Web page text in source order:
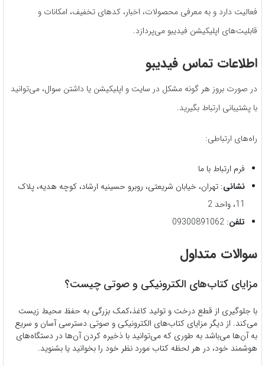
فعالیت دارد و به معرفی محصولات، اخبار، کدهای تخفیف، امکانات و
قابلیت‌های اپلیکیشن فیدیبو می‌پردازد.
اطلاعات تماس فیدیبو
در صورت بروز هر گونه مشکل در سایت و اپلیکیشن یا داشتن سوال، می‌توانید
با پشتیبانی ارتباط بگیرید.
راه‌های ارتباطی:
فرم ارتباط با ما
نشانی: تهران، خیابان شریعتی، روبرو حسینیه ارشاد، کوچه هدیه، پلاک
11، واحد 2
تلفن: 09300891062
سوالات متداول
مزایای کتاب‌های الکترونیکی و صوتی چیست؟
با جلوگیری از قطع درخت و تولید کاغذ،کمک بزرگی به حفظ محیط زیست
می‌کند. از دیگر مزایای کتاب‌های الکترونیکی و صوتی دسترسی آسان و سریع
به آن‌ها می‌باشد به طوری که می‌توانید با ذخیره کردن آن‌ها در دستگاه‌های
هوشمند خود، در هر لحظه کتاب مورد نظر خود را بخوانید یا بشنوید.